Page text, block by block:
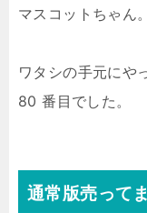
マスコットちゃん。
ワタシの手元にや
80 番目でした。
通常版売って